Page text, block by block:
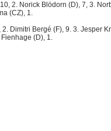
2. Norick Blödorn (D), 7, 3.
(CZ), 1.
Dimitri Bergé (F), 9. 3. Jesper
(D), 1.